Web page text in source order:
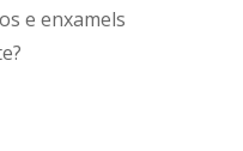
e enxamels